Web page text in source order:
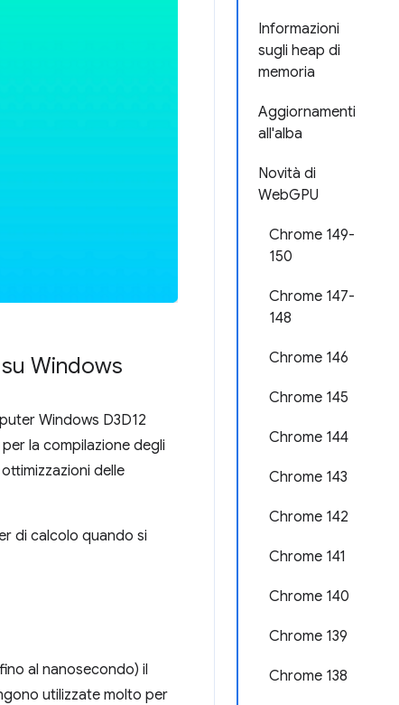
Informazioni
sugli heap di
memoria
Aggiornamenti
all'alba
Novità di
WebGPU
Chrome 149-
150
Chrome 147-
148
Chrome 146
Chrome 145
Chrome 144
Chrome 143
Chrome 142
Chrome 141
Chrome 140
Chrome 139
Chrome 138
Windows
Windows D3D12
la compilazione degli
delle
di calcolo quando si
al nanosecondo) il
utilizzate molto per